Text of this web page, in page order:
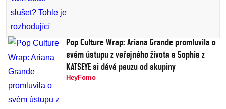
Pop Culture Wrap: Ariana Grande promluvila o
svém ústupu z veřejného života a Sophia z
KATSEYE si dává pauzu od skupiny
HeyFomo